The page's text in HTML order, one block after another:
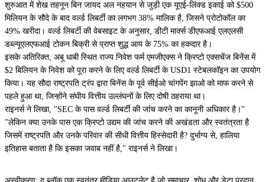
शुरुआत में शेख तहनून बिन जायद अल नहयान से जुड़ी एक यूएई-लिंक्ड इकाई को $500
मिलियन के सौदे के बाद वर्ल्ड लिबर्टी का लगभग 38% मालिक है, जिसने प्रोटोकॉल का
49% खरीदा। वर्ल्ड लिबर्टी की वेबसाइट के अनुसार, डीटी मार्क्स डीएफआई एलएलसी
डब्ल्यूएलएफआई टोकन बिक्री से प्राप्त शुद्ध आय के 75% का हकदार है।
इसके अतिरिक्त, अबू धाबी स्थित राज्य निवेश फर्म एमजीएक्स ने क्रिप्टो एक्सचेंज बिनेंस में
$2 बिलियन के निवेश को पूरा करने के लिए वर्ल्ड लिबर्टी के USD1 स्टेबलकॉइन का उपयोग
किया। यह सौदा राष्ट्रपति ट्रंप द्वारा बिनेंस के पूर्व सीईओ चांगपेंग झाओ को माफ करने से
पहले हुआ था, जिन्होंने संघीय वित्तीय उल्लंघनों के लिए दोषी ठहराया था।
राइनर्स ने लिखा, "SEC के पास वर्ल्ड लिबर्टी की जांच करने का कानूनी अधिकार है।"
"लेकिन क्या उनके पास एक क्रिप्टो उद्यम की जांच करने की अखंडता और स्वतंत्रता है
जिसमें राष्ट्रपति और उनके परिवार की सीधी वित्तीय हिस्सेदारी है? दुर्भाग्य से, हालिया
इतिहास बताता है कि इसका जवाब नहीं है," राइनर्स ने लिखा।